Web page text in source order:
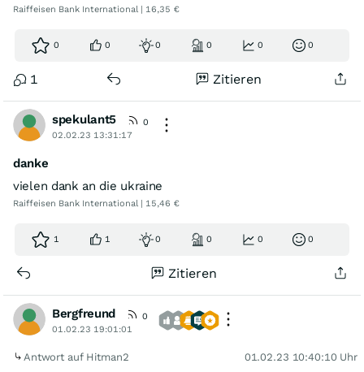
Raiffeisen Bank International | 16,35 €
0 0 0 0 0 0
1 Zitieren
spekulant5
0
02.02.23 13:31:17
danke
vielen dank an die ukraine
Raiffeisen Bank International | 15,46 €
1 1 0 0 0 0
Zitieren
Bergfreund
0
01.02.23 19:01:01
Antwort auf Hitman2 01.02.23 10:40:10 Uhr